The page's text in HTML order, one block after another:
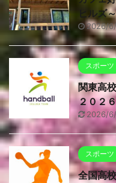
ヒルズ～
2026/
スポーツ
関東高
２０２
2026/
スポーツ
全国高